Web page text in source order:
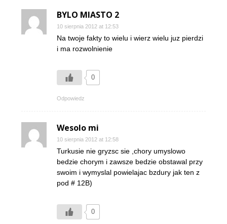
BYLO MIASTO 2
10 sierpnia 2012 at 12:53
Na twoje fakty to wielu i wierz wielu juz pierdzi
i ma rozwolnienie
0
Odpowiedz
Wesolo mi
10 sierpnia 2012 at 12:58
Turkusie nie gryzsc sie ,chory umyslowo
bedzie chorym i zawsze bedzie obstawal przy
swoim i wymyslal powielajac bzdury jak ten z
pod # 12B)
0